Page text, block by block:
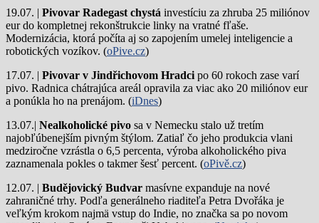
19.07. | Pivovar Radegast chystá investíciu za zhruba 25 miliónov
eur do kompletnej rekonštrukcie linky na vratné fľaše.
Modernizácia, ktorá počíta aj so zapojením umelej inteligencie a
robotických vozíkov. (oPive.cz)
17.07. | Pivovar v Jindřichovom Hradci po 60 rokoch zase varí
pivo. Radnica chátrajúca areál opravila za viac ako 20 miliónov eur
a ponúkla ho na prenájom. (iDnes)
13.07.| Nealkoholické pivo sa v Nemecku stalo už tretím
najobľúbenejším pivným štýlom. Zatiaľ čo jeho produkcia vlani
medziročne vzrástla o 6,5 percenta, výroba alkoholického piva
zaznamenala pokles o takmer šesť percent. (oPivě.cz)
12.07. | Budějovický Budvar masívne expanduje na nové
zahraničné trhy. Podľa generálneho riaditeľa Petra Dvořáka je
veľkým krokom najmä vstup do Indie, no značka sa po novom